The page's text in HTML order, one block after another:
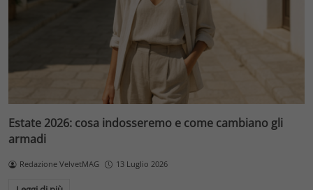
Estate 2026: cosa indosseremo e come cambiano gli
armadi
Redazione VelvetMAG 13 Luglio 2026